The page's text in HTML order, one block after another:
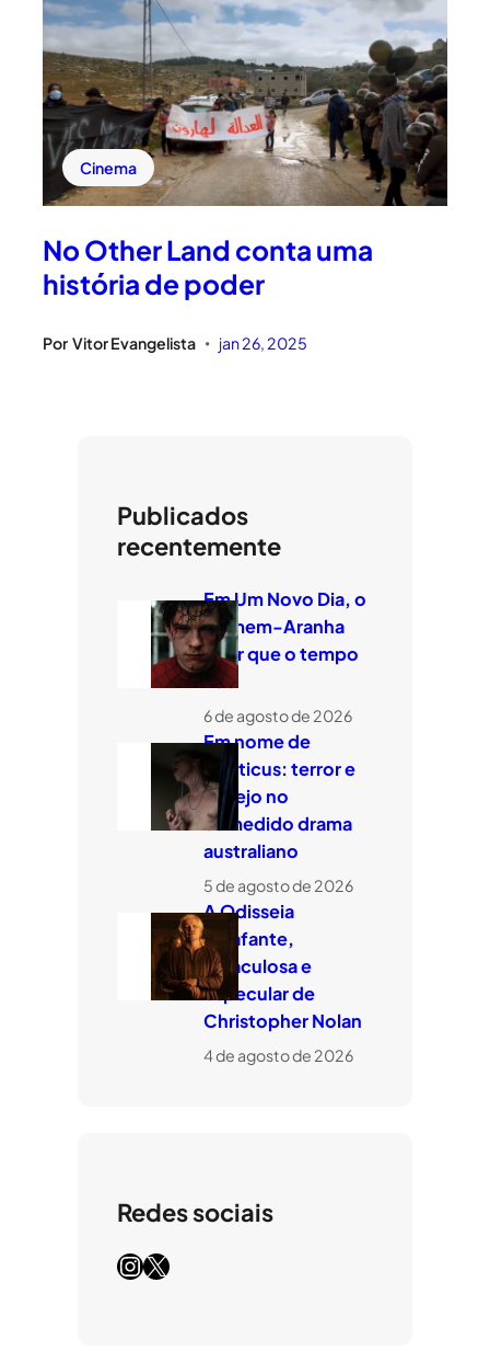
Cinema
No Other Land conta uma
história de poder
Por Vitor Evangelista • jan 26, 2025
Publicados
recentemente
Em Um Novo Dia, o
Homem-Aranha
quer que o tempo
voe
6 de agosto de 2026
Em nome de
Leviticus: terror e
desejo no
comedido drama
australiano
5 de agosto de 2026
A Odisseia
estafante,
miraculosa e
especular de
Christopher Nolan
4 de agosto de 2026
Redes sociais
InstagramX